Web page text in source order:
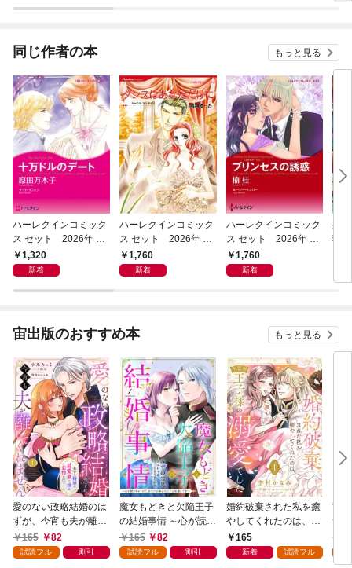
同じ作者の本 もっと見る
ハーレクインコミック
ス セット 2026年 vo
l.1020
1,320
新着
ハーレクインコミック
ス セット 2026年 vo
l.1072
1,760
新着
ハーレクインコミック
ス セット 2026年 vo
l.1071
1,760
新着
身
猛
宙出版のおすすめ本 もっと見る
愛のない政略結婚のは
ずが、今宵も夫が離し
てくれません～無骨な
将軍は最愛妻に滾る恋
165 82
試読フル 割引
魔女もどきと欠陥王子
の結婚事情 ～心が読め
ちゃうので、あなたの
本心なんてお見通しで
165 82
試読フル 割引
婚約破棄された私を癒
やしてくれたのは、不
器用王子様の溺愛でし
た【単話売】 1話
165
新着 試読フル
竜
つ
た
な